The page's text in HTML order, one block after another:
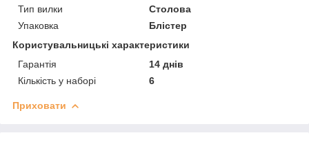
Тип вилки
Столова
Упаковка
Блістер
Користувальницькі характеристики
Гарантія
14 днів
Кількість у наборі
6
Приховати